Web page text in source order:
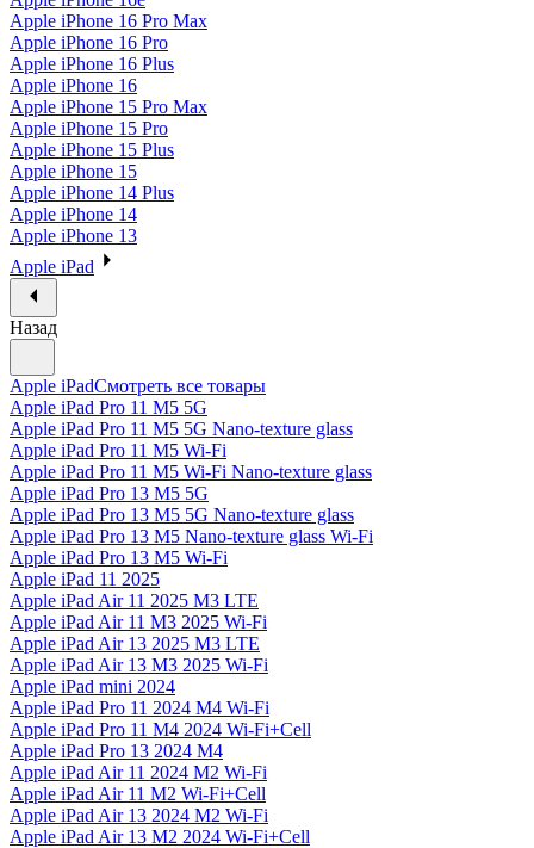
Apple iPhone 16 Pro Max
Apple iPhone 16 Pro
Apple iPhone 16 Plus
Apple iPhone 16
Apple iPhone 15 Pro Max
Apple iPhone 15 Pro
Apple iPhone 15 Plus
Apple iPhone 15
Apple iPhone 14 Plus
Apple iPhone 14
Apple iPhone 13
Apple iPad
Назад
Apple iPadСмотреть все товары
Apple iPad Pro 11 M5 5G
Apple iPad Pro 11 M5 5G Nano-texture glass
Apple iPad Pro 11 M5 Wi-Fi
Apple iPad Pro 11 M5 Wi-Fi Nano-texture glass
Apple iPad Pro 13 M5 5G
Apple iPad Pro 13 M5 5G Nano-texture glass
Apple iPad Pro 13 M5 Nano-texture glass Wi-Fi
Apple iPad Pro 13 M5 Wi-Fi
Apple iPad 11 2025
Apple iPad Air 11 2025 M3 LTE
Apple iPad Air 11 M3 2025 Wi-Fi
Apple iPad Air 13 2025 M3 LTE
Apple iPad Air 13 M3 2025 Wi-Fi
Apple iPad mini 2024
Apple iPad Pro 11 2024 M4 Wi-Fi
Apple iPad Pro 11 M4 2024 Wi-Fi+Cell
Apple iPad Pro 13 2024 M4
Apple iPad Air 11 2024 M2 Wi-Fi
Apple iPad Air 11 M2 Wi-Fi+Cell
Apple iPad Air 13 2024 M2 Wi-Fi
Apple iPad Air 13 M2 2024 Wi-Fi+Cell